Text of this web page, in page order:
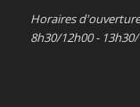
Horaires d'ouverture
8h30/12h00 -